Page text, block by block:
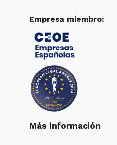
Empresa miembro:
Más información